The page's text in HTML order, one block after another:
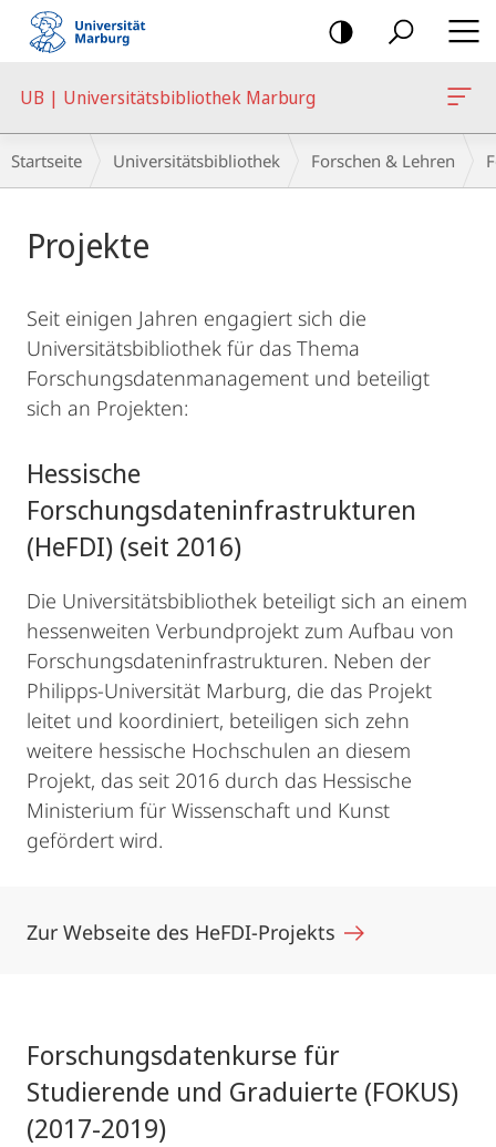
Mobile-
Navigation
UB | Universitätsbibliothek Marburg
Breadcrumb-
Navigation
Startseite Universitätsbibliothek Forschen & Lehren
Projekte
Seit einigen Jahren engagiert sich die
Universitätsbibliothek für das Thema
Forschungsdatenmanagement und beteiligt
sich an Projekten:
Hessische
Forschungsdateninfrastrukturen
(HeFDI) (seit 2016)
Die Universitätsbibliothek beteiligt sich an einem
hessenweiten Verbundprojekt zum Aufbau von
Forschungsdateninfrastrukturen. Neben der
Philipps-Universität Marburg, die das Projekt
leitet und koordiniert, beteiligen sich zehn
weitere hessische Hochschulen an diesem
Projekt, das seit 2016 durch das Hessische
Ministerium für Wissenschaft und Kunst
gefördert wird.
Zur Webseite des HeFDI-Projekts
Forschungsdatenkurse für
Studierende und Graduierte (FOKUS)
(2017-2019)